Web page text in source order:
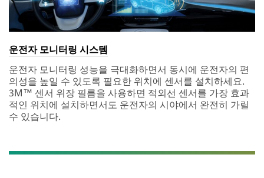
운전자 모니터링 시스템
운전자 모니터링 성능을 극대화하면서 동시에 운전자의 편
의성을 높일 수 있도록 필요한 위치에 센서를 설치하세요.
3M™ 센서 위장 필름을 사용하면 적외선 센서를 가장 효과
적인 위치에 설치하면서도 운전자의 시야에서 완전히 가릴
수 있습니다.